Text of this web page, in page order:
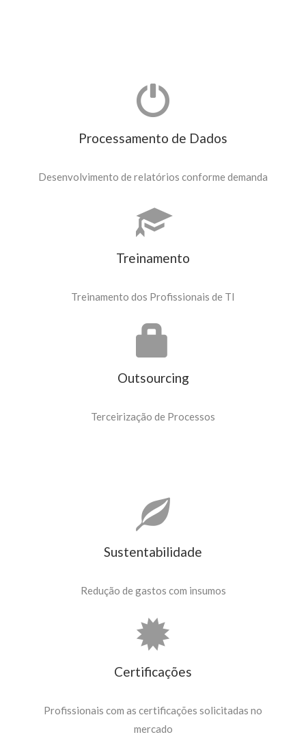
Processamento de Dados
Desenvolvimento de relatórios conforme demanda
Treinamento
Treinamento dos Profissionais de TI
Outsourcing
Terceirização de Processos
Sustentabilidade
Redução de gastos com insumos
Certificações
Profissionais com as certificações solicitadas no
mercado